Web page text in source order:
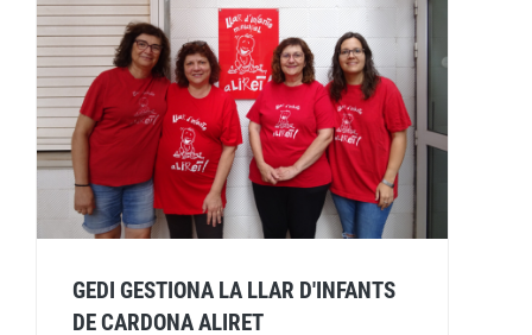
GEDI GESTIONA LA LLAR D'INFANTS
DE CARDONA ALIRET